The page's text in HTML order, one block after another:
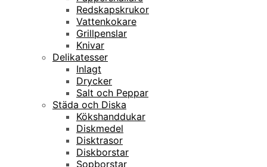
Redskapskrukor
Vattenkokare
Grillpenslar
Knivar
Delikatesser
Inlagt
Drycker
Salt och Peppar
Städa och Diska
Kökshanddukar
Diskmedel
Disktrasor
Diskborstar
Sopborstar